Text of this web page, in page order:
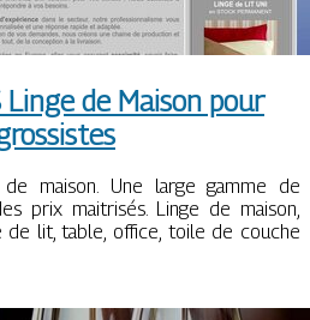
Linge de Maison pour
maison. Une large gamme de
prix maitrisés. Linge de maison,
de lit, table, office, toile de couche